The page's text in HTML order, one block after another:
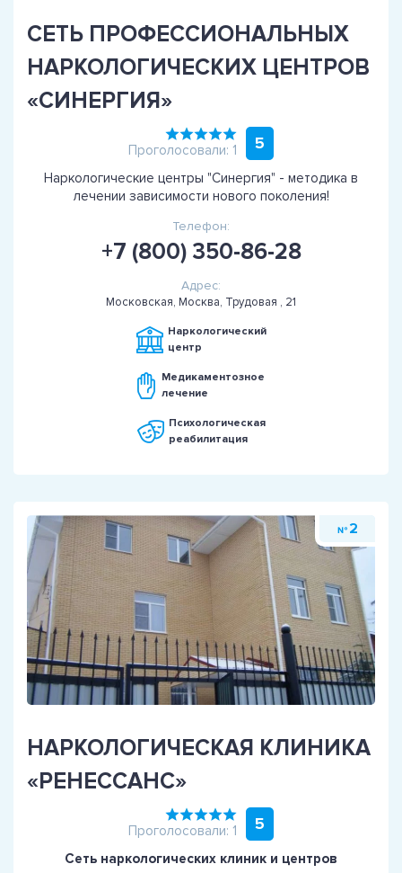
СЕТЬ ПРОФЕССИОНАЛЬНЫХ
НАРКОЛОГИЧЕСКИХ ЦЕНТРОВ
«СИНЕРГИЯ»
Проголосовали: 1 5
Наркологические центры "Синергия" - методика в
лечении зависимости нового поколения!
Телефон:
+7 (800) 350-86-28
Адрес:
Московская, Москва, Трудовая , 21
Наркологический
центр
Медикаментозное
лечение
Психологическая
реабилитация
№ 2
НАРКОЛОГИЧЕСКАЯ КЛИНИКА
«РЕНЕССАНС»
Проголосовали: 1 5
Сеть наркологических клиник и центров